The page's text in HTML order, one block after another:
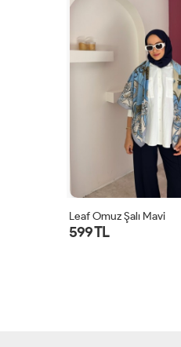
Leaf Omuz Şalı Mavi
599 TL